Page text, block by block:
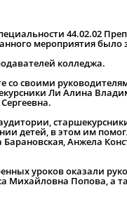
44.02.02
мероприятия было
колледжа.
своими
Ли Алина
детей, в этом им
Анжела
уроков оказали
Михайловна Попова, а